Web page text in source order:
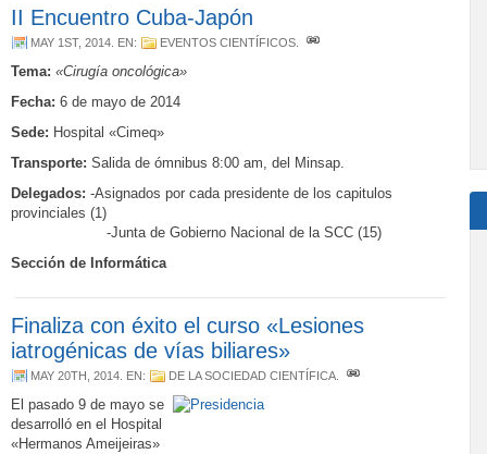
II Encuentro Cuba-Japón
MAY 1ST, 2014 . EN: EVENTOS CIENTÍFICOS
Tema: «Cirugía oncológica»
Fecha: 6 de mayo de 2014
Sede: Hospital «Cimeq»
Transporte: Salida de ómnibus 8:00 am, del Minsap.
Delegados: -Asignados por cada presidente de los capitulos
provinciales (1)
-Junta de Gobierno Nacional de la SCC (15)
Sección de Informática
Finaliza con éxito el curso «Lesiones
iatrogénicas de vías biliares»
MAY 20TH, 2014 . EN: DE LA SOCIEDAD CIENTÍFICA
El pasado 9 de mayo se
desarrolló en el Hospital
«Hermanos Ameijeiras»